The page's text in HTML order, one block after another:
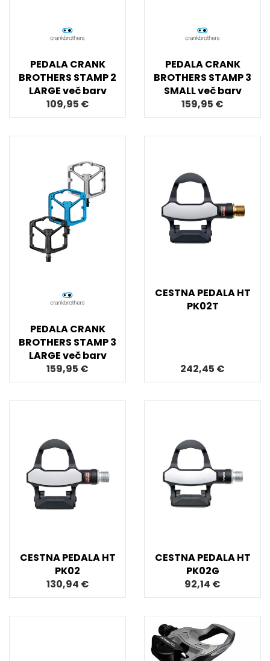
PEDALA CRANK
BROTHERS STAMP 2
LARGE več barv
109,95 €
PEDALA CRANK
BROTHERS STAMP 3
SMALL več barv
159,95 €
PEDALA CRANK
BROTHERS STAMP 3
LARGE več barv
159,95 €
CESTNA PEDALA HT
PK02T
242,45 €
CESTNA PEDALA HT
PK02
130,94 €
CESTNA PEDALA HT
PK02G
92,14 €